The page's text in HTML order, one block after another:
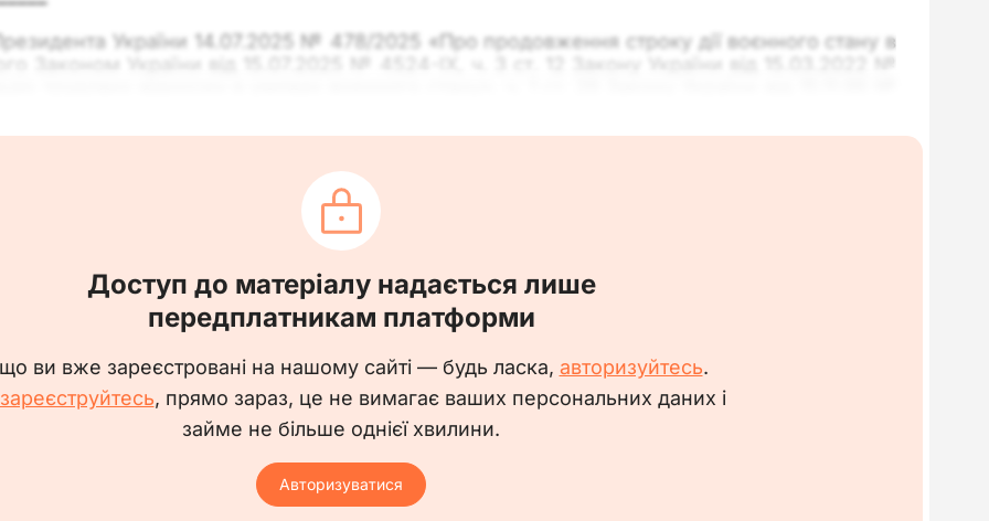
України 14.07.2025 № 478/2025 «Про продовження строку дії воєнного стану в
Законом України від 15.07.2025 № 4524-ІХ, ч. 3 ст. 12 Закону України від 15.03.2022 №
Доступ до матеріалу надається лише
передплатникам платформи
ви вже зареєстровані на нашому сайті — будь ласка, авторизуйтесь.
зареєструйтесь, прямо зараз, це не вимагає ваших персональних даних і
займе не більше однієї хвилини.
Авторизуватися